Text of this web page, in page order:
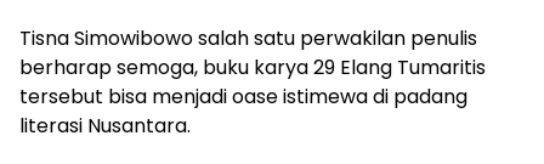
Tisna Simowibowo salah satu perwakilan penulis
berharap semoga, buku karya 29 Elang Tumaritis
tersebut bisa menjadi oase istimewa di padang
literasi Nusantara.